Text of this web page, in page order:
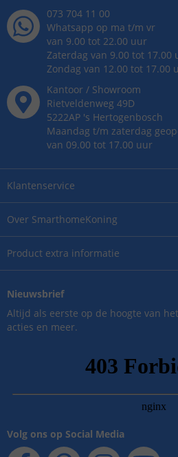
Over SmarthomeKoning
Product extra informatie
Klantenservice
073 704 11 00
Whatsapp op ma t/m vr
van 9.00 tot 22.00 uur
Zaterdag van 9.00 tot 17.00
Zondag van 12.00 tot 17.00
Kantoor / Showroom
Rietveldenweg 49D
5222AP 's Hertogenbosch
Maandag t/m zaterdag
van 09.00 tot 17.00 uur
Nieuwsbrief
Altijd als eerste op de hoogte van
acties en meer.
Volg ons op Social Media